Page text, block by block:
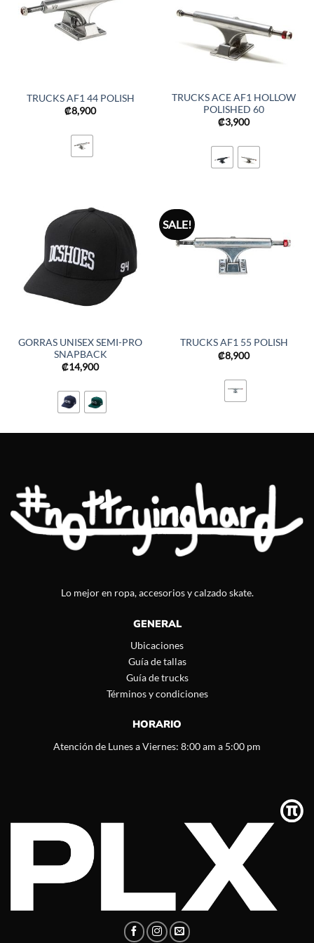
TRUCKS AF1 44 POLISH
₡8,900
TRUCKS ACE AF1 HOLLOW
POLISHED 60
₡3,900
GORRAS UNISEX SEMI-PRO
SNAPBACK
₡14,900
SALE!
TRUCKS AF1 55 POLISH
₡8,900
Lo mejor en ropa, accesorios y calzado skate.
GENERAL
Ubicaciones
Guía de tallas
Guía de trucks
Términos y condiciones
HORARIO
Atención de Lunes a Viernes: 8:00 am a 5:00 pm